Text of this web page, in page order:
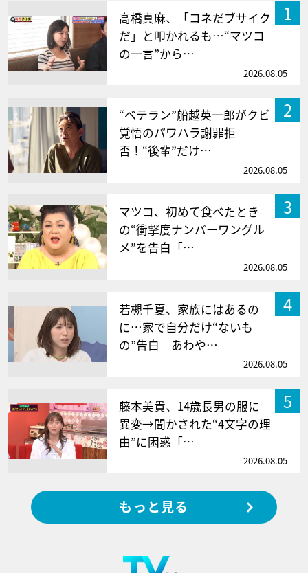
1
高橋真麻、「コネだブサイク
だ」と叩かれるも…“マツコ
の一言”から…
2026.08.05
2
“ベテラン”船越英一郎がクビ
覚悟のパワハラ謝罪拒
否！“後輩”だけ…
2026.08.05
3
マツコ、初めて食べたとき
の“衝撃度ナンバーワングル
メ”を告白「…
2026.08.05
4
若槻千夏、家族にはあるの
に…家で自分だけ“ないも
の”告白 あわや…
2026.08.05
5
藤本美貴、14歳長男の服に
異変→聞かされた“4文字の理
由”に困惑「…
2026.08.05
もっと見る